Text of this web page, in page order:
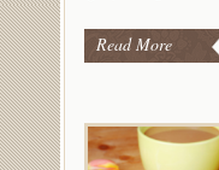
Read More